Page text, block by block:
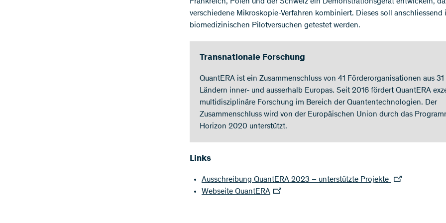
verschiedene Mikroskopie-Verfahren kombiniert. Dieses soll anschliessend
biomedizinischen Pilotversuchen getestet werden.
Transnationale Forschung
QuantERA ist ein Zusammenschluss von 41 Förderorganisationen aus 31
Ländern inner- und ausserhalb Europas. Seit 2016 fördert QuantERA
multidisziplinäre Forschung im Bereich der Quantentechnologien. Der
Zusammenschluss wird von der Europäischen Union durch das
Horizon 2020 unterstützt.
Links
Ausschreibung QuantERA 2023 – unterstützte Projekte
Webseite QuantERA